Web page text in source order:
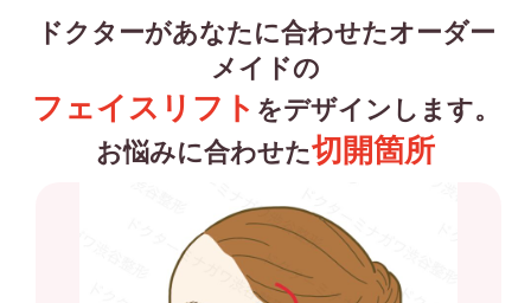
ドクターがあなたに合わせたオーダー
メイドの
フェイスリフト をデザインします。
お悩みに合わせた切開箇所